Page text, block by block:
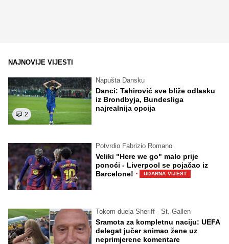
NAJNOVIJE VIJESTI
2
Napušta Dansku
Danci: Tahirović sve bliže odlasku
iz Brondbyja, Bundesliga
najrealnija opcija
Potvrdio Fabrizio Romano
Veliki "Here we go" malo prije
ponoći - Liverpool se pojačao iz
Barcelone! · UDARNA VIJEST
Tokom duela Sheriff - St. Gallen
Sramota za kompletnu naciju: UEFA
delegat jučer snimao žene uz
neprimjerene komentare